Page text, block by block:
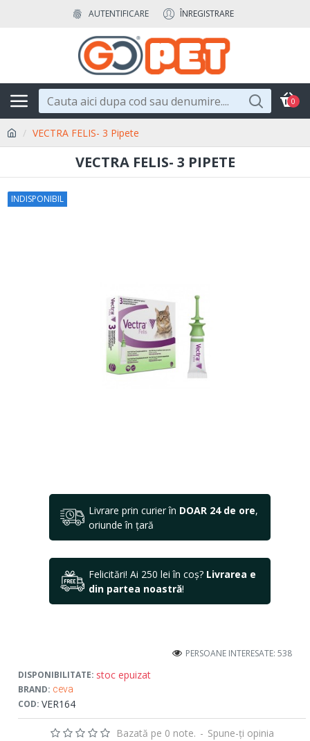
AUTENTIFICARE ÎNREGISTRARE
0
VECTRA FELIS- 3 Pipete
VECTRA FELIS- 3 PIPETE
INDISPONIBIL
Livrare prin curier în DOAR 24 de ore,
oriunde în țară
Felicitări! Ai 250 lei în coș? Livrarea e
din partea noastră!
DISPONIBILITATE: stoc epuizat
BRAND: ceva
COD: VER164
PERSOANE INTERESATE: 538
Bazată pe 0 note. - Spune-ţi opinia